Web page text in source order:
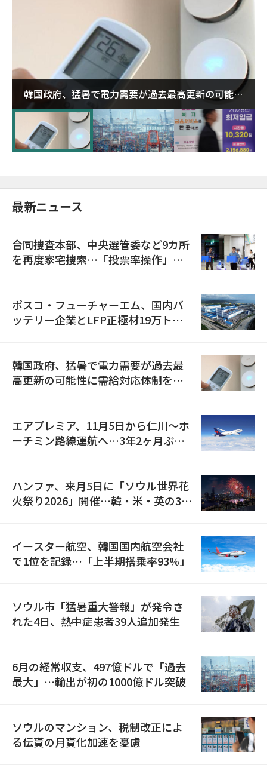
韓国政府、猛暑で電力需要が過去最高更新の可能性
に需給対応体制を点検
最新ニュース
合同捜査本部、中央選管委など9カ所
を再度家宅捜索…「投票率操作」の
ポスコ・フューチャーエム、国内バ
ッテリー企業とLFP正極材19万トン
韓国政府、猛暑で電力需要が過去最
高更新の可能性に需給対応体制を点
エアプレミア、11月5日から仁川〜ホ
ーチミン路線運航へ…3年2ヶ月ぶり
ハンファ、来月5日に「ソウル世界花
火祭り2026」開催…韓・米・英の3カ
イースター航空、韓国国内航空会社
で1位を記録…「上半期搭乗率93%」
ソウル市「猛暑重大警報」が発令さ
れた4日、熱中症患者39人追加発生
6月の経常収支、497億ドルで「過去
最大」…輸出が初の1000億ドル突破
ソウルのマンション、税制改正によ
る伝貰の月貰化加速を憂慮